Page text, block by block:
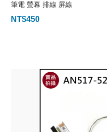
筆電 螢幕 排線 屏線
NT$450